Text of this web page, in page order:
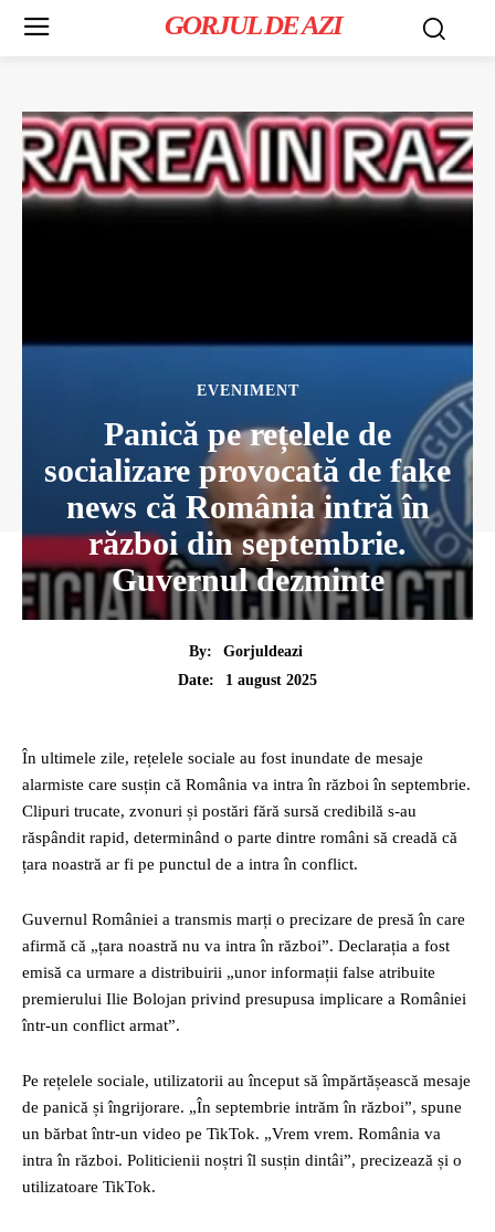
GORJUL DE AZI
EVENIMENT
Panică pe rețelele de
socializare provocată de fake
news că România intră în
război din septembrie.
Guvernul dezminte
By:
Gorjuldeazi
Date:
1 august 2025
În ultimele zile, rețelele sociale au fost inundate de mesaje
alarmiste care susțin că România va intra în război în septembrie.
Clipuri trucate, zvonuri și postări fără sursă credibilă s-au
răspândit rapid, determinând o parte dintre români să creadă că
țara noastră ar fi pe punctul de a intra în conflict.
Guvernul României a transmis marți o precizare de presă în care
afirmă că „țara noastră nu va intra în război”. Declarația a fost
emisă ca urmare a distribuirii „unor informații false atribuite
premierului Ilie Bolojan privind presupusa implicare a României
într-un conflict armat”.
Pe rețelele sociale, utilizatorii au început să împărtășească mesaje
de panică și îngrijorare. „În septembrie intrăm în război”, spune
un bărbat într-un video pe TikTok. „Vrem vrem. România va
intra în război. Politicienii noștri îl susțin dintâi”, precizează și o
utilizatoare TikTok.